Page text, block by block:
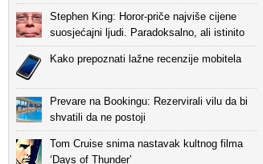
Stephen King: Horor-priče najviše cijene
suosjećajni ljudi. Paradoksalno, ali istinito
Kako prepoznati lažne recenzije mobitela
Prevare na Bookingu: Rezervirali vilu da bi
shvatili da ne postoji
Tom Cruise snima nastavak kultnog filma
‘Days of Thunder’